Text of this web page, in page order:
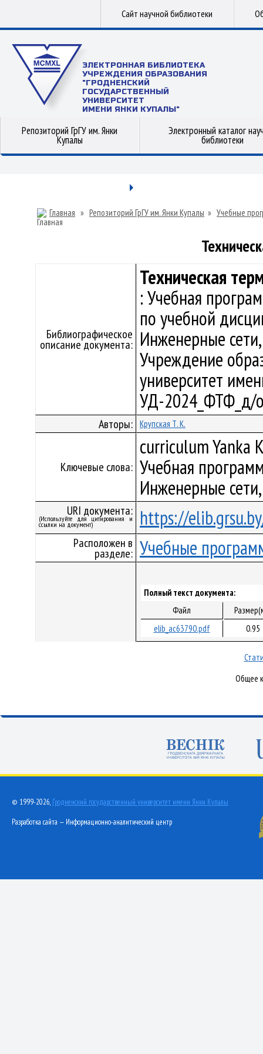
Сайт научной библиотеки
ЭЛЕКТРОННАЯ БИБЛИОТЕКА
УЧРЕЖДЕНИЯ ОБРАЗОВАНИЯ
"ГРОДНЕНСКИЙ
ГОСУДАРСТВЕННЫЙ
УНИВЕРСИТЕТ
ИМЕНИ ЯНКИ КУПАЛЫ"
Репозиторий ГрГУ им. Янки
Купалы
Электронный каталог
библиотеки
Главная » Репозиторий ГрГУ им. Янки Купалы » Учебные
Библиографическое
описание документа:
Техническая
: Учебная
по учебной
Инженерные
Учреждение
университет
УД-2024_ФТФ_д/
Авторы: Крупская Т. К.
Ключевые слова:
curriculum Yanka
Учебная
Инженерные
URI документа:
(Используйте для цитирования и
ссылки на документ) https://
Расположен в
разделе: Учебные
Полный текст документа:
Файл
elib_ac63790.pdf
0.95
Общее
© 1999-2026, Гродненский государственный университет имени Янки Купалы
Разработка сайта — Информационно-аналитический центр